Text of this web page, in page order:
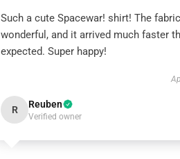
Such a cute Spacewar! shirt! The
wonderful, and it arrived much faster
expected. Super happy!
R Reuben
Verified owner